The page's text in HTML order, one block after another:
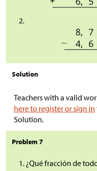
Solution
Teachers with a valid
here to register or sign in
Solution.
Problem 7
¿Qué fracción de